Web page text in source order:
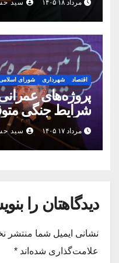
مرداد ۱۸ ۱۴۰۵ سید
اقتصاد شهرداری شورای
پروژه‌های
رسید
مرداد ۱۷ ۱۴۰۵ سید
دیدگاهتان را
نشانی ایمیل شما منتشر
علامت‌گذاری شده‌اند *